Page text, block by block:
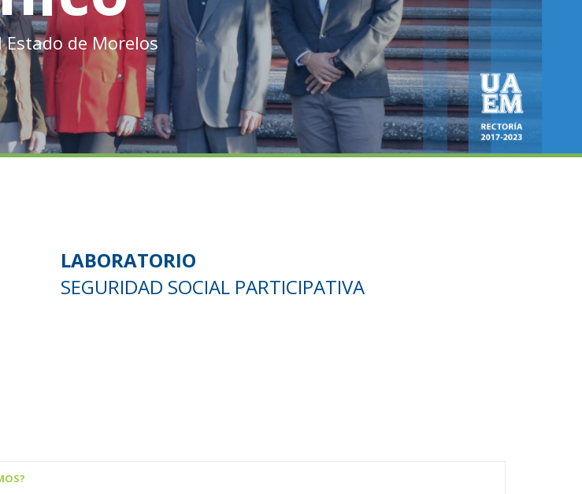
de Morelos
LABORATORIO
SEGURIDAD SOCIAL PARTICIPATIVA